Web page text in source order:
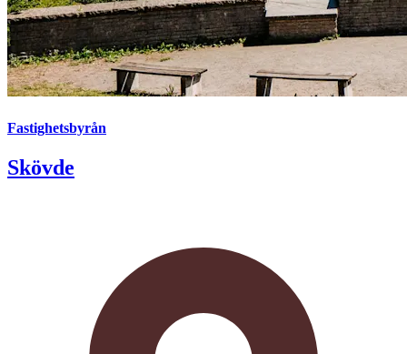
Fastighetsbyrån
Skövde